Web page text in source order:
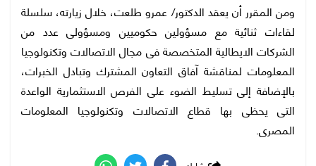
ومن المقرر أن يعقد الدكتور/ عمرو طلعت، خلال زيارته، سلسلة
لقاءات ثنائية مع مسؤولين حكوميين ومسؤولى عدد من
الشركات الايطالية المتخصصة فى مجال الاتصالات وتكنولوجيا
المعلومات لمناقشة آفاق التعاون المشترك وتبادل الخبرات،
بالإضافة إلى تسليط الضوء على الفرص الاستثمارية الواعدة
التى يحظى بها قطاع الاتصالات وتكنولوجيا المعلومات
المصرى.